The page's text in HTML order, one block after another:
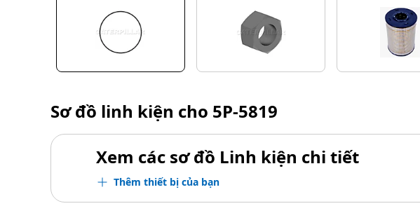
266,07 mm
Sơ đồ linh kiện cho 5P-5819
Xem các sơ đồ Linh kiện chi tiết
Thêm thiết bị của bạn